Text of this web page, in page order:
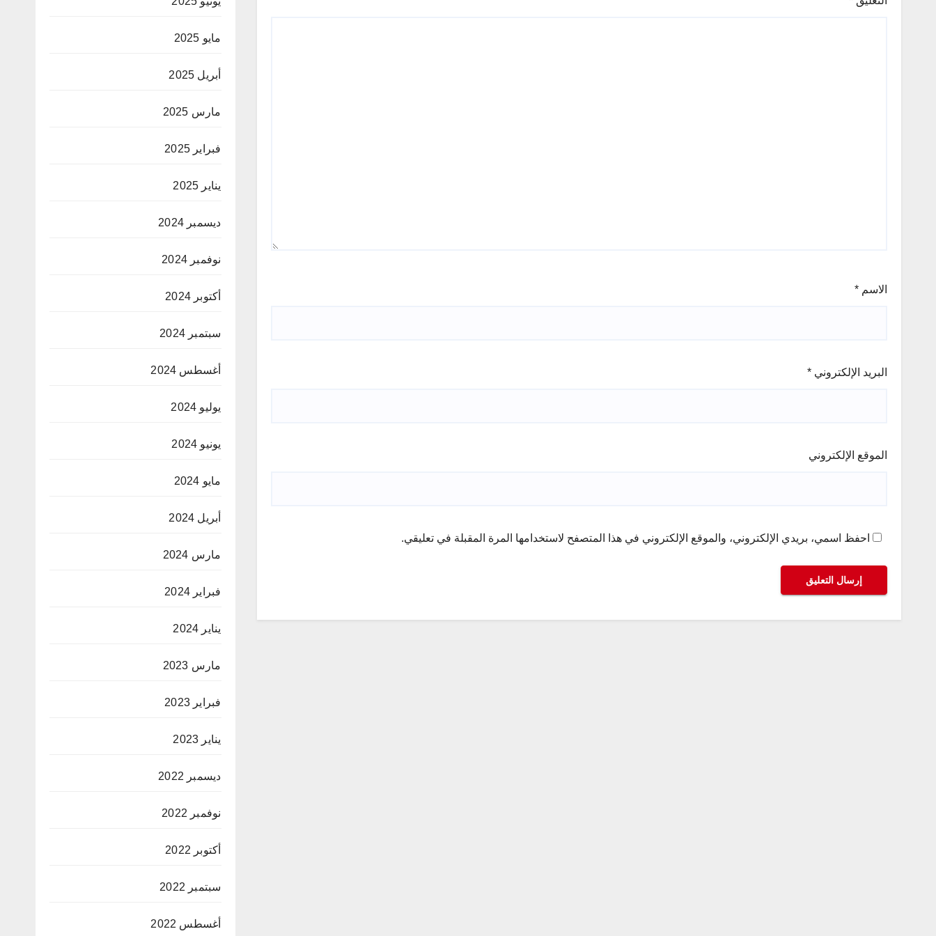
الاسم *
البريد الإلكتروني *
الموقع الإلكتروني
احفظ اسمي، بريدي الإلكتروني، والموقع الإلكتروني في هذا المتصفح لاستخدامها المرة المقبلة في تعليقي.
مايو 2025
أبريل 2025
مارس 2025
فبراير 2025
يناير 2025
ديسمبر 2024
نوفمبر 2024
أكتوبر 2024
سبتمبر 2024
أغسطس 2024
يوليو 2024
يونيو 2024
مايو 2024
أبريل 2024
مارس 2024
فبراير 2024
يناير 2024
مارس 2023
فبراير 2023
يناير 2023
ديسمبر 2022
نوفمبر 2022
أكتوبر 2022
سبتمبر 2022
أغسطس 2022